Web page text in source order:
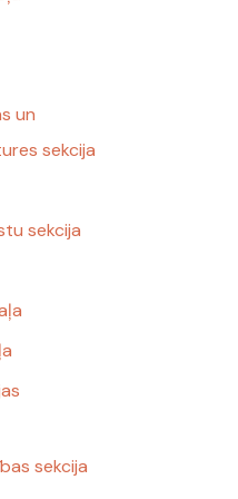
un
sekcija
sekcija
sekcija